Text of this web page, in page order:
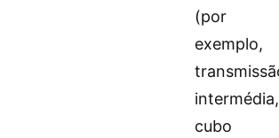
(por
exemplo,
intermédia,
cubo